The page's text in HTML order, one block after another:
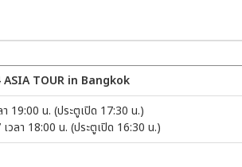
TOUR in Bangkok
19:00 น. (ประตูเปิด 17:30 น.)
ลา 18:00 น. (ประตูเปิด 16:30 น.)